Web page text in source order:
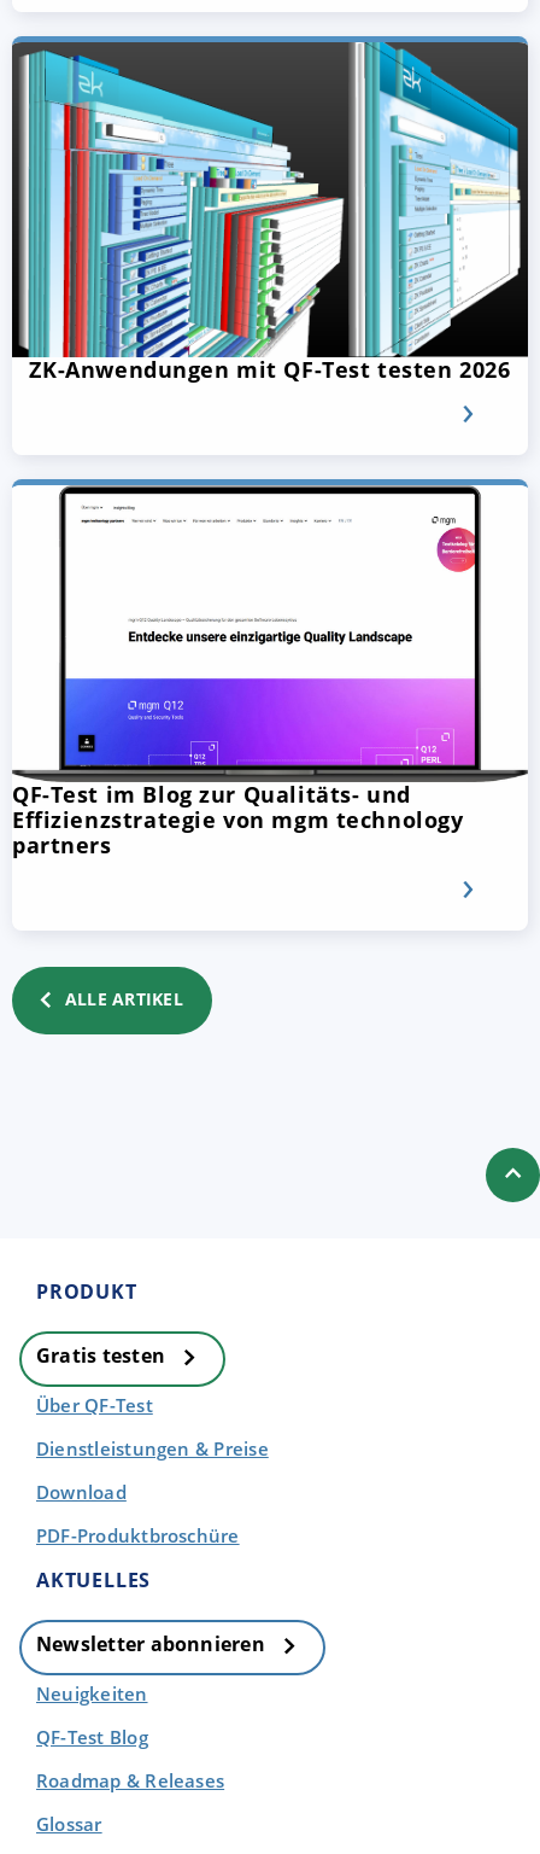
ZK-Anwendungen mit QF-Test testen 2026
QF-Test im Blog zur Qualitäts- und
Effizienzstrategie von mgm technology
partners
ALLE ARTIKEL
PRODUKT
Gratis testen
Über QF-Test
Dienstleistungen & Preise
Download
PDF-Produktbroschüre
AKTUELLES
Newsletter abonnieren
Neuigkeiten
QF-Test Blog
Roadmap & Releases
Glossar